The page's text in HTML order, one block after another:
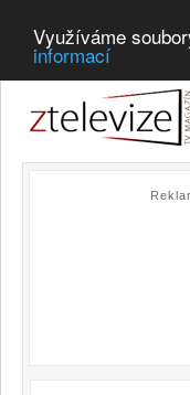
Využíváme
informací